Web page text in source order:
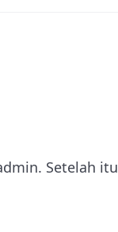
Setelah itu